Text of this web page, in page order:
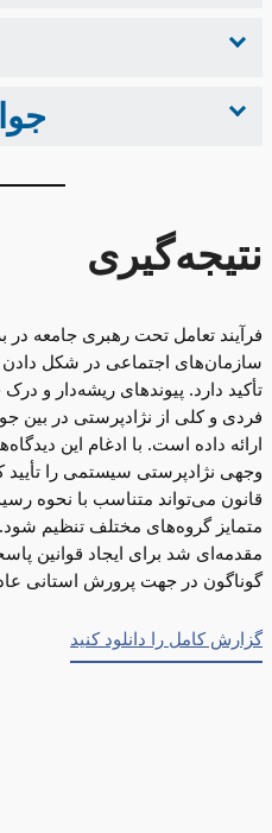
نتیجه‌گیری
فرآیند تعامل تحت رهبری جامعه
سازمان‌های اجتماعی در شکل دادن
تأکید دارد. پیوندهای ریشه‌دار و
فردی و کلی از نژادپرستی در بین
ارائه داده است. با ادغام این
وجهی نژادپرستی سیستمی را
قانون می‌تواند متناسب با نحوه
متمایز گروه‌های مختلف تنظیم شود.
مقدمه‌ای شد برای ایجاد قوانین
گوناگون در جهت پرورش استانی
گزارش کامل را دانلود کنید